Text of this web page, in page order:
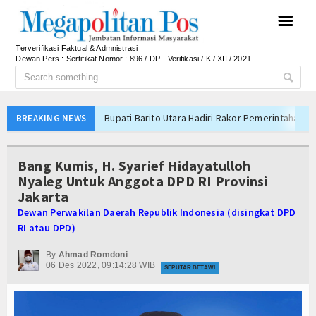
☰
Terverifikasi Faktual & Admnistrasi
Dewan Pers : Sertifikat Nomor : 896 / DP - Verifikasi / K / XII / 2021
BREAKING NEWS
Bupati Barito Utara Hadiri Rakor Pemerintahan
Interupsi PDIP Warnai Paripurna APBD
APBD Majalengka 2026 Naik Jadi Rp 3,14 Triliun,
Bupati Majalengka Ajak Ribuan Bobotoh Doakan
Menteri UMKM Dorong APPI Perkuat Pasar
Bupati Barito Utara Hadiri Rakor Pemerintahan
Bang Kumis, H. Syarief Hidayatulloh
Nyaleg Untuk Anggota DPD RI Provinsi
Jakarta
Dewan Perwakilan Daerah Republik Indonesia (disingkat DPD
RI atau DPD)
By Ahmad Romdoni
06 Des 2022, 09:14:28 WIB
SEPUTAR BETAWI